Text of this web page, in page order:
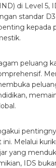
di Level 5,
standar
kepada
peluang
Melalui
yang
IDS